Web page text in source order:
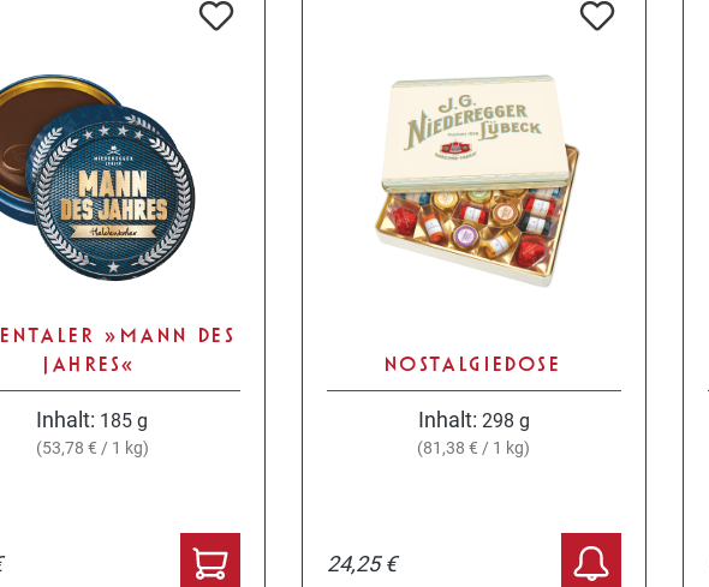
»MANN DES
JAHRES«
Inhalt: 185 g
(53,78 € / 1 kg)
NOSTALGIEDOSE
Inhalt: 298 g
(81,38 € / 1 kg)
24,25 €